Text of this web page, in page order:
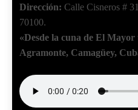
Dirección: Calle Cisneros #
70100.
«Desde la cuna de El
Agramonte, Camagüey,